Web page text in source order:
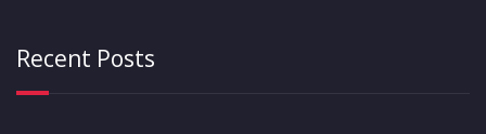
Recent Posts